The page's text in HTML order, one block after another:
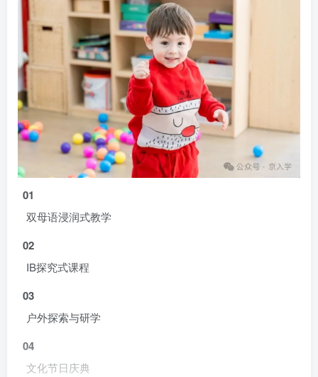
01
双母语浸润式教学
02
IB探究式课程
03
户外探索与研学
04
文化节日庆典